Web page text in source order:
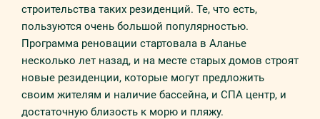
строительства таких резиденций. Те, что есть,
пользуются очень большой популярностью.
Программа реновации стартовала в Аланье
несколько лет назад, и на месте старых домов строят
новые резиденции, которые могут предложить
своим жителям и наличие бассейна, и СПА центр, и
достаточную близость к морю и пляжу.